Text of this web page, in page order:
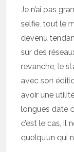
Je n’ai pas
selfie, tout le
devenu
sur des
revanche, le
avec son
avoir une
longues date
c’est le cas, il
quelqu’un qui